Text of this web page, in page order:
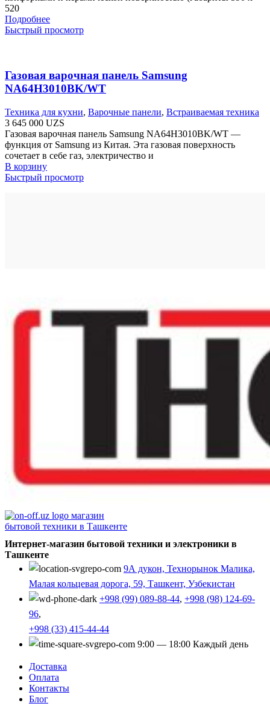
520
Подробнее
Быстрый просмотр
Газовая варочная панель Samsung
NA64H3010BK/WT
Техника для кухни, Варочные панели, Встраиваемая техника
3 645 000 UZS
Газовая варочная панель Samsung NA64H3010BK/WT —
функция от Samsung из Китая. Эта газовая поверхность
сочетает в себе газ, электричество и
В корзину
Быстрый просмотр
Интернет-магазин бытовой техники и электроники в
Ташкенте
9А дукон, Технорынок Малика,
Малая кольцевая дорога, 59, Ташкент, Узбекистан
+998 (99) 089-88-44, +998 (98) 124-69-
96,
+998 (33) 415-44-44
9:00 — 18:00 Каждый день
Доставка
Оплата
Контакты
Блог